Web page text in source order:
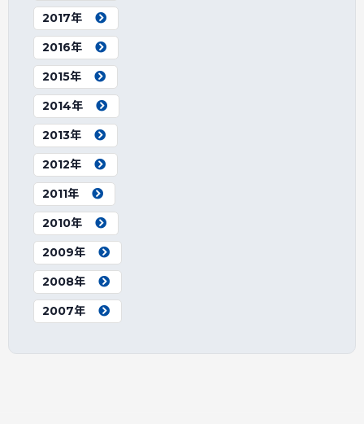
2017年
2016年
2015年
2014年
2013年
2012年
2011年
2010年
2009年
2008年
2007年